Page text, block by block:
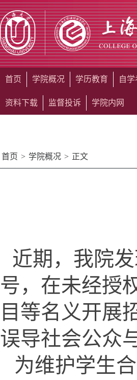
首页 学院概况 学历教育 自
资料下载 监督投诉 学院内网
首页 > 学院概况 > 正文
近期，我院
号，在未经授
目等名义开展
误导社会公众
为维护学生